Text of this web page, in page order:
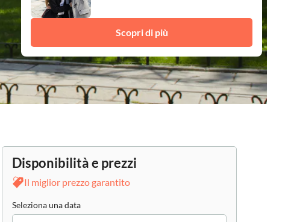
Scopri di più
Disponibilità e prezzi
Il miglior prezzo garantito
Seleziona una data